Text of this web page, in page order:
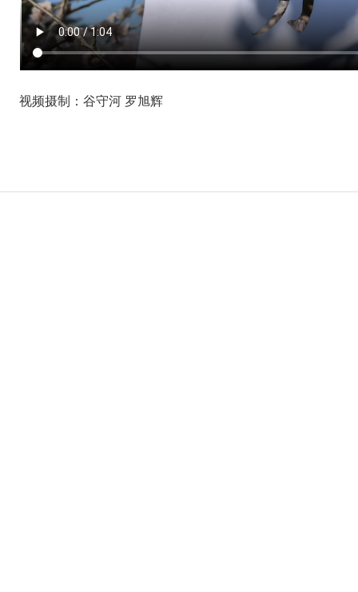
视频摄制：谷守河 罗旭辉